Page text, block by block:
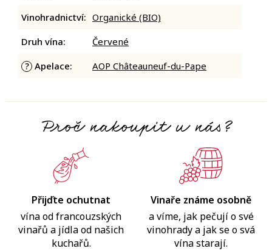
Proč nakoupit u nás?
Přijďte ochutnat
vína od francouzských
vinařů a jídla od našich
kuchařů.
Vinaře známe osobně
a víme, jak pečují o své
vinohrady a jak se o svá
vína starají.
Vinohradnictví: Organické (BIO)
Druh vína: Červené
? Apelace: AOP Châteauneuf-du-Pape